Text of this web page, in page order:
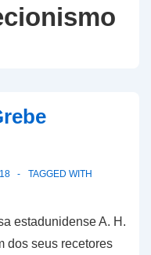
TAGGED WITH
estadunidense A. H.
dos seus recetores